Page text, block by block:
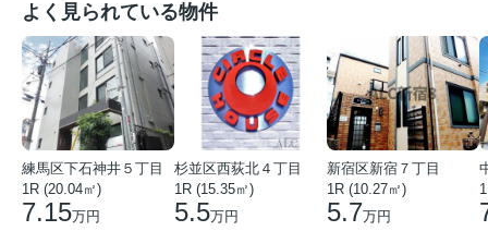
よく見られている物件
練馬区下石神井５丁目
1R (20.04㎡)
7.15万円
杉並区西荻北４丁目
1R (15.35㎡)
5.5万円
新宿区新宿７丁目
1R (10.27㎡)
5.7万円